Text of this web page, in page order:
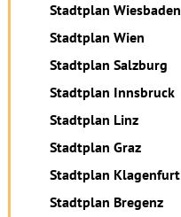
Stadtplan Wiesbaden
Stadtplan Wien
Stadtplan Salzburg
Stadtplan Innsbruck
Stadtplan Linz
Stadtplan Graz
Stadtplan Klagenfurt
Stadtplan Bregenz